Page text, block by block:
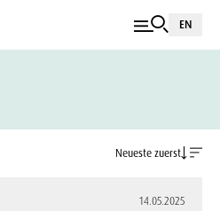
EN
Neueste zuerst
14.05.2025